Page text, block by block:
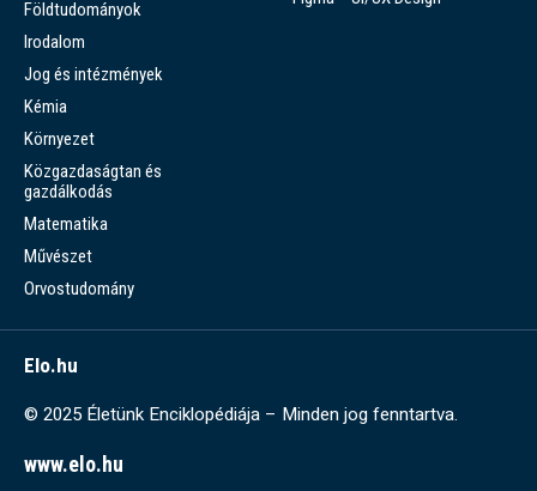
Földtudományok
Irodalom
Jog és intézmények
Kémia
Környezet
Közgazdaságtan és
gazdálkodás
Matematika
Művészet
Orvostudomány
Elo.hu
© 2025 Életünk Enciklopédiája – Minden jog fenntartva.
www.elo.hu